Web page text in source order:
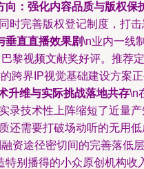
向：强化内容品质与版权保
完善版权登记制度，打
垂直直播效果剧\n业内一线
黎视频文献奖好评。推
界IP视觉基础建设方案
升维与实际挑战落地共存\n
技术性上阵缩短了近量
需要打破场动听的无用
资途径密切间的完善落
别播得的小众原创机构